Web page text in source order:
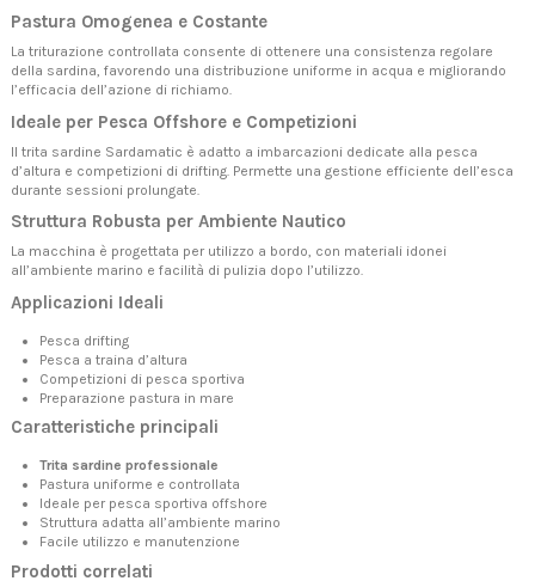
Pastura Omogenea e Costante
La triturazione controllata consente di ottenere una consistenza regolare
della sardina, favorendo una distribuzione uniforme in acqua e migliorando
l’efficacia dell’azione di richiamo.
Ideale per Pesca Offshore e Competizioni
Il trita sardine Sardamatic è adatto a imbarcazioni dedicate alla pesca
d’altura e competizioni di drifting. Permette una gestione efficiente dell’esca
durante sessioni prolungate.
Struttura Robusta per Ambiente Nautico
La macchina è progettata per utilizzo a bordo, con materiali idonei
all’ambiente marino e facilità di pulizia dopo l’utilizzo.
Applicazioni Ideali
Pesca drifting
Pesca a traina d’altura
Competizioni di pesca sportiva
Preparazione pastura in mare
Caratteristiche principali
Trita sardine professionale
Pastura uniforme e controllata
Ideale per pesca sportiva offshore
Struttura adatta all’ambiente marino
Facile utilizzo e manutenzione
Prodotti correlati